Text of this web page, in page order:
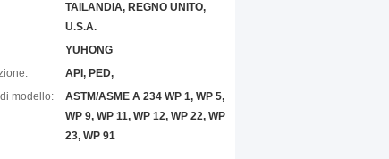
TAILANDIA, REGNO UNITO,
U.S.A.
YUHONG
API, PED,
modello:
ASTM/ASME A 234 WP 1, WP 5,
WP 9, WP 11, WP 12, WP 22, WP
23, WP 91